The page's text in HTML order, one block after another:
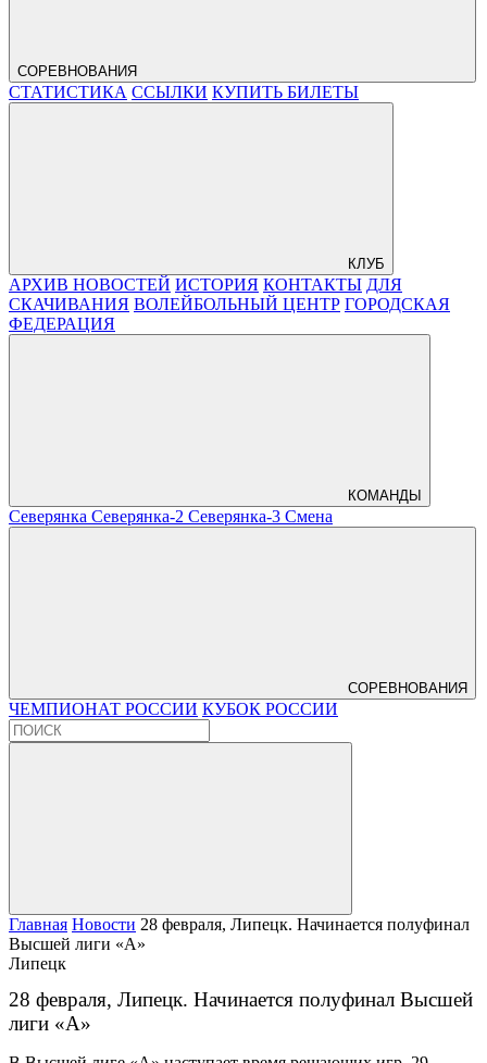
СОРЕВНОВАНИЯ
СТАТИСТИКА ССЫЛКИ КУПИТЬ БИЛЕТЫ
КЛУБ
АРХИВ НОВОСТЕЙ ИСТОРИЯ КОНТАКТЫ ДЛЯ
СКАЧИВАНИЯ ВОЛЕЙБОЛЬНЫЙ ЦЕНТР ГОРОДСКАЯ
ФЕДЕРАЦИЯ
КОМАНДЫ
Северянка Северянка-2 Северянка-3 Смена
СОРЕВНОВАНИЯ
ЧЕМПИОНАТ РОССИИ КУБОК РОССИИ
Главная Новости 28 февраля, Липецк. Начинается полуфинал
Высшей лиги «А»
Липецк
28 февраля, Липецк. Начинается полуфинал Высшей
лиги «А»